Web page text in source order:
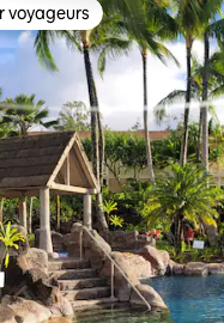
les plus appréciés
voyageurs